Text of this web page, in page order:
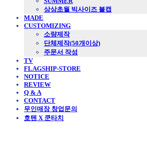
상상초월 빅사이즈 볼캡
MADE
CUSTOMIZING
소량제작
단체제작(50개이상)
주문서 작성
TV
FLAGSHIP-STORE
NOTICE
REVIEW
Q & A
CONTACT
무인매장 창업문의
호텐 X 쿤타치